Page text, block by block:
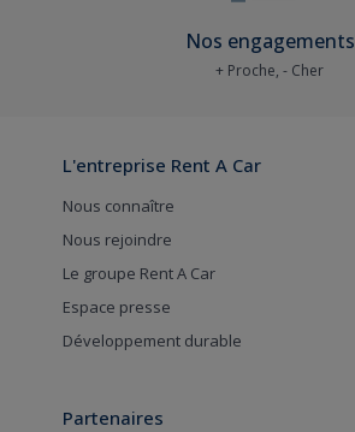
Nos engagements
+ Proche, - Cher
L'entreprise Rent A Car
Nous connaître
Nous rejoindre
Le groupe Rent A Car
Espace presse
Développement durable
Partenaires